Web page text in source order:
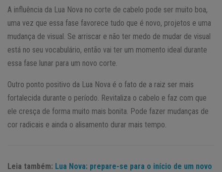
A influência da Lua Nova no corte de cabelo pode ser muito boa,
uma vez que essa fase favorece tudo que é novo, projetos e uma
mudança de visual. Se arriscar e não ter medo de mudar de visual
está no seu vocabulário, então vai ter um momento ideal durante
essa fase lunar para um novo corte.
Outro ponto positivo da Lua Nova é o fato de a raiz ser mais
fortalecida durante o período. Revitaliza o cabelo e faz com que
ele cresça de forma muito mais bonita. Pode fazer mudanças de
cor radicais e ainda o alisamento durar mais tempo.
Leia também: Lua Nova: prepare-se para o início de um novo